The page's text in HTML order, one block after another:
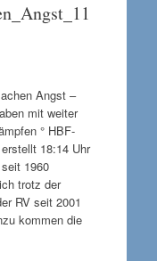
Angst –
mit weiter
° HBF-
18:14 Uhr
1960
trotz der
RV seit 2001
kommen die